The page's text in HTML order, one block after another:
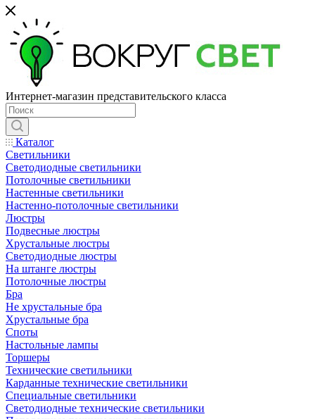
Интернет-магазин представительского класса
Каталог
Светильники
Светодиодные светильники
Потолочные светильники
Настенные светильники
Настенно-потолочные светильники
Люстры
Подвесные люстры
Хрустальные люстры
Светодиодные люстры
На штанге люстры
Потолочные люстры
Бра
Не хрустальные бра
Хрустальные бра
Споты
Настольные лампы
Торшеры
Технические светильники
Карданные технические светильники
Специальные светильники
Светодиодные технические светильники